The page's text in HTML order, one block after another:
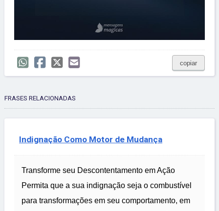
copiar
FRASES RELACIONADAS
Indignação Como Motor de Mudança
Transforme seu Descontentamento em Ação
Permita que a sua indignação seja o combustível
para transformações em seu comportamento, em